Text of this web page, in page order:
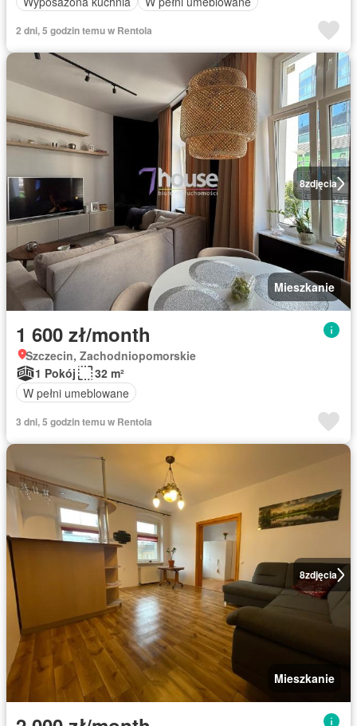
2 dni, 5 godzin temu w Rentola
8zdjęcia
Mieszkanie
1 600 zł/month
Szczecin, Zachodniopomorskie
1 Pokój
32 m²
W pełni umeblowane
3 dni, 5 godzin temu w Rentola
8zdjęcia
Mieszkanie